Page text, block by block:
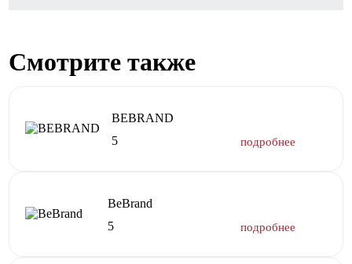
Смотрите также
BEBRAND
5
BeBrand
5